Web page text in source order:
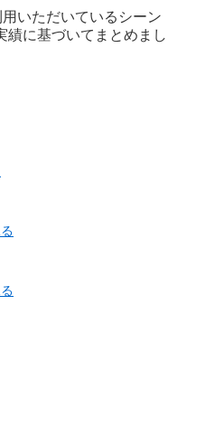
いただいているシーン
績に基づいてまとめまし